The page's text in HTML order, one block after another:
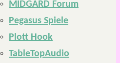
MIDGARD Forum
Pegasus Spiele
Plott Hook
TableTopAudio